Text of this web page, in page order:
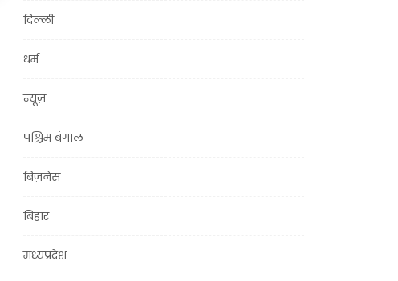
दिल्ली
धर्म
न्यूज़
पश्चिम बंगाल
बिज़नेस
बिहार
मध्यप्रदेश